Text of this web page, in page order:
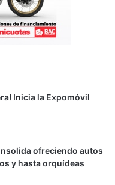
Inicia la Expomóvil
ofreciendo autos
y hasta orquídeas